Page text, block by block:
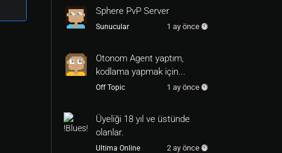
Sphere PvP Server
Sunucular 1 ay önce
Otonom Agent yaptım,
kodlama yapmak için...
Off Topic 1 ay önce
Üyeliği 18 yıl ve üstünde
olanlar.
Ultima Online 2 ay önce